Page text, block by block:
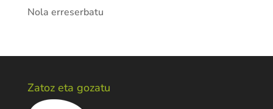
Nola erreserbatu
Zatoz eta gozatu